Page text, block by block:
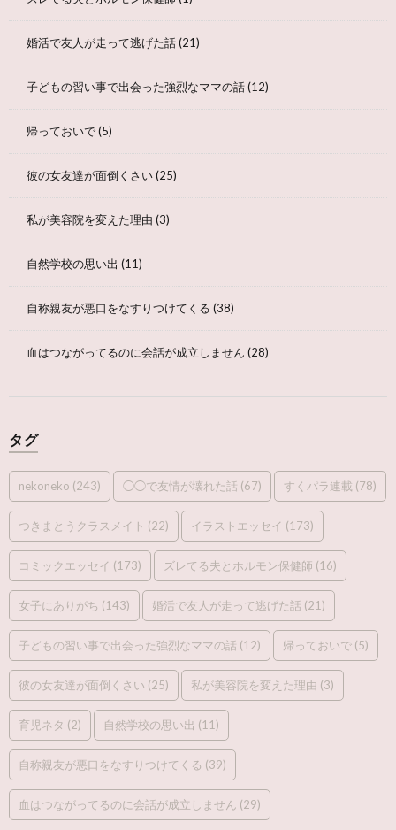
婚活で友人が走って逃げた話(21)
子どもの習い事で出会った強烈なママの話(12)
帰っておいで(5)
彼の女友達が面倒くさい(25)
私が美容院を変えた理由 (3)
自然学校の思い出 (11)
自称親友が悪口をなすりつけてくる (38)
血はつながってるのに会話が成立しません (28)
タグ
nekoneko (243) ◯◯で友情が壊れた話 (67) すくパラ連載 (78)
つきまとうクラスメイト (22) イラストエッセイ (173)
コミックエッセイ (173) ズレてる夫とホルモン保健師 (16)
女子にありがち (143) 婚活で友人が走って逃げた話 (21)
子どもの習い事で出会った強烈なママの話 (12) 帰っておいで (5)
彼の女友達が面倒くさい (25) 私が美容院を変えた理由 (3)
育児ネタ (2) 自然学校の思い出 (11)
自称親友が悪口をなすりつけてくる (39)
血はつながってるのに会話が成立しません (29)